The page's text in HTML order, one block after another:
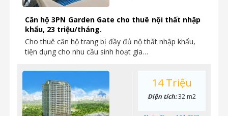
Căn hộ 3PN Garden Gate cho thuê nội thất nhập
khẩu, 23 triệu/tháng.
Cho thuê căn hộ trang bị đầy đủ nộ thất nhập khẩu,
tiện dụng cho nhu cầu sinh hoạt gia…
14 Triệu
Diện tích:32 m2